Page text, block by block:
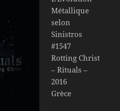
Métallique
selon
Sinistros
#1547
Rotting Christ
– Rituals –
2016
Grèce